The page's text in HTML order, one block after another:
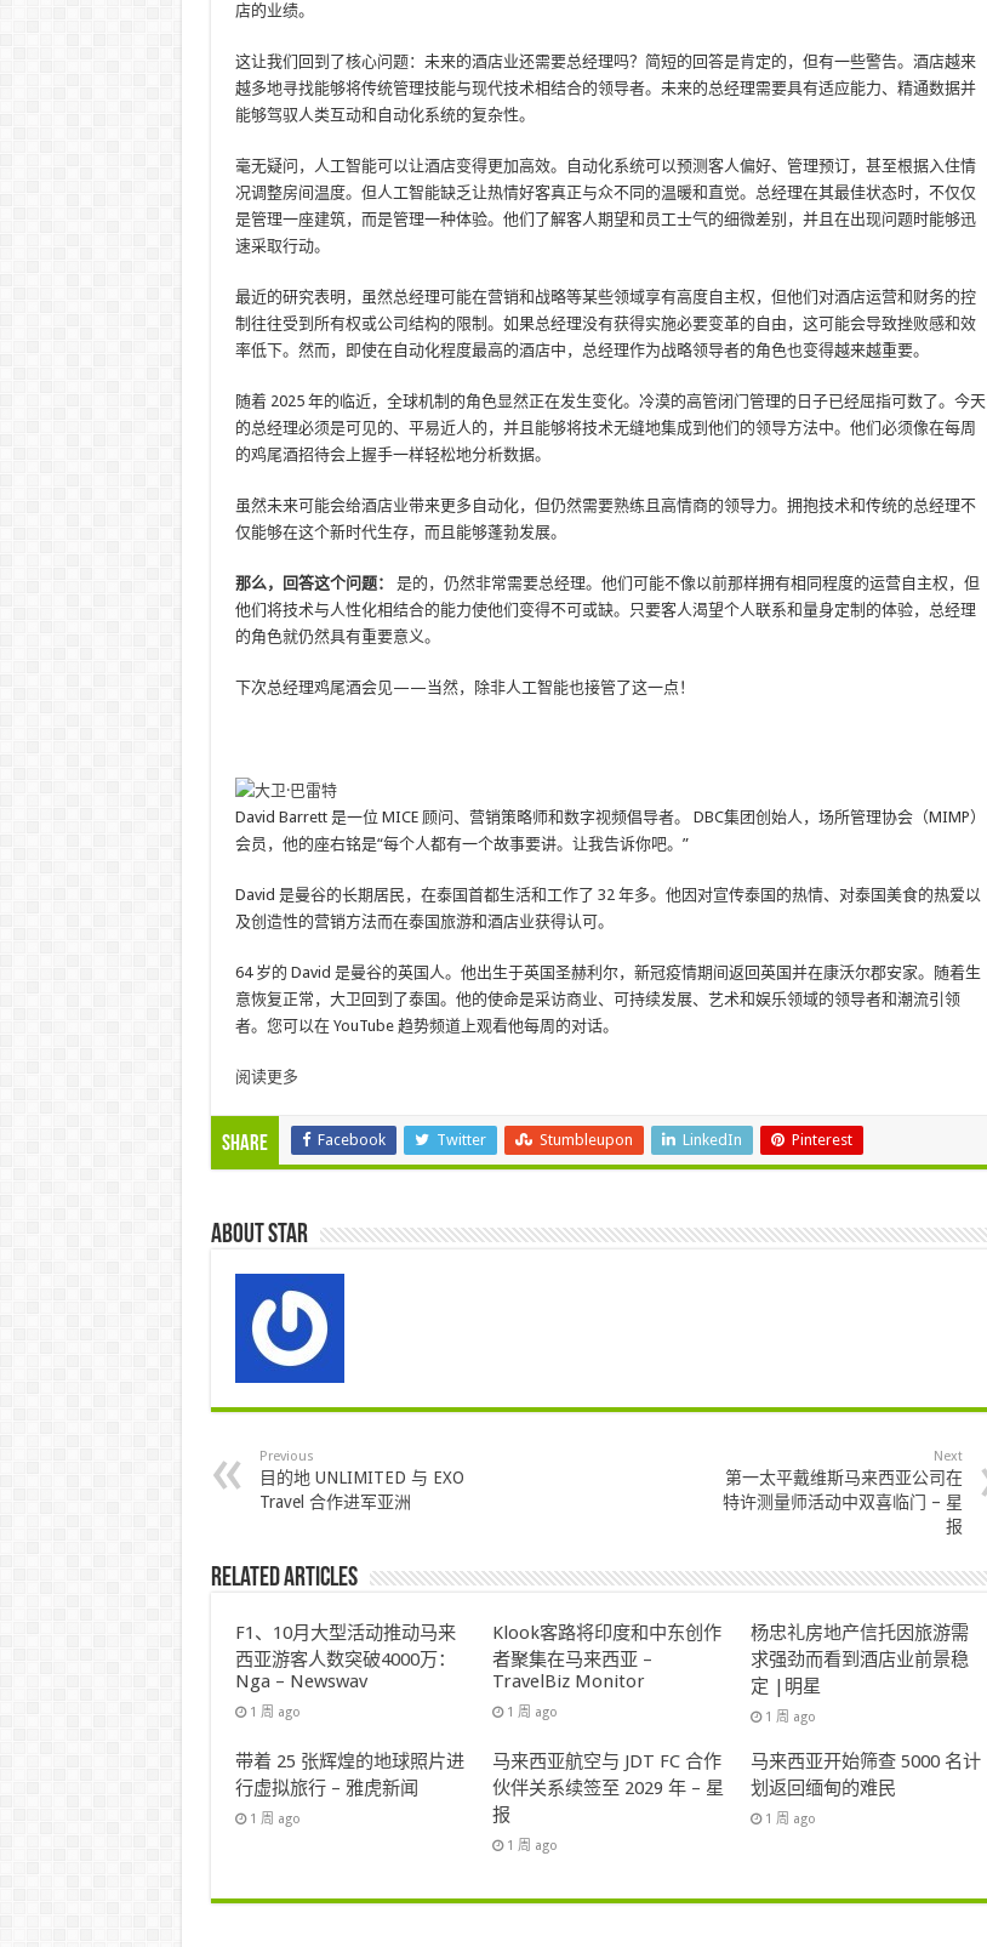
店的业绩。
这让我们回到了核心问题：未来的酒店业还需要总经理吗？简短的回答是肯定的，但有一些警告。酒店越来
越多地寻找能够将传统管理技能与现代技术相结合的领导者。未来的总经理需要具有适应能力、精通数据并
能够驾驭人类互动和自动化系统的复杂性。
毫无疑问，人工智能可以让酒店变得更加高效。自动化系统可以预测客人偏好、管理预订，甚至根据入住情
况调整房间温度。但人工智能缺乏让热情好客真正与众不同的温暖和直觉。总经理在其最佳状态时，不仅仅
是管理一座建筑，而是管理一种体验。他们了解客人期望和员工士气的细微差别，并且在出现问题时能够迅
速采取行动。
最近的研究表明，虽然总经理可能在营销和战略等某些领域享有高度自主权，但他们对酒店运营和财务的控
制往往受到所有权或公司结构的限制。如果总经理没有获得实施必要变革的自由，这可能会导致挫败感和效
率低下。然而，即使在自动化程度最高的酒店中，总经理作为战略领导者的角色也变得越来越重要。
随着 2025 年的临近，全球机制的角色显然正在发生变化。冷漠的高管闭门管理的日子已经屈指可数了。今天
的总经理必须是可见的、平易近人的，并且能够将技术无缝地集成到他们的领导方法中。他们必须像在每周
的鸡尾酒招待会上握手一样轻松地分析数据。
虽然未来可能会给酒店业带来更多自动化，但仍然需要熟练且高情商的领导力。拥抱技术和传统的总经理不
仅能够在这个新时代生存，而且能够蓬勃发展。
那么，回答这个问题：
是的，仍然非常需要总经理。他们可能不像以前那样拥有相同程度的运营自主权，但
他们将技术与人性化相结合的能力使他们变得不可或缺。只要客人渴望个人联系和量身定制的体验，总经理
的角色就仍然具有重要意义。
下次总经理鸡尾酒会见——当然，除非人工智能也接管了这一点！
David Barrett 是一位 MICE 顾问、营销策略师和数字视频倡导者。 DBC集团创始人，场所管理协会（MIMP）
会员，他的座右铭是“每个人都有一个故事要讲。让我告诉你吧。”
David 是曼谷的长期居民，在泰国首都生活和工作了 32 年多。他因对宣传泰国的热情、对泰国美食的热爱以
及创造性的营销方法而在泰国旅游和酒店业获得认可。
64 岁的 David 是曼谷的英国人。他出生于英国圣赫利尔，新冠疫情期间返回英国并在康沃尔郡安家。随着生
意恢复正常，大卫回到了泰国。他的使命是采访商业、可持续发展、艺术和娱乐领域的领导者和潮流引领
者。您可以在 YouTube 趋势频道上观看他每周的对话。
阅读更多
Share Facebook Twitter Stumbleupon LinkedIn Pinterest
About star
Previous
目的地 UNLIMITED 与 EXO
Travel 合作进军亚洲
Next
第一太平戴维斯马来西亚公司在
特许测量师活动中双喜临门 – 星
报
Related Articles
F1、10月大型活动推动马来
西亚游客人数突破4000万：
Nga – Newswav
1 周 ago
Klook客路将印度和中东创作
者聚集在马来西亚 –
TravelBiz Monitor
1 周 ago
杨忠礼房地产信托因旅游需
求强劲而看到酒店业前景稳
定 |明星
1 周 ago
带着 25 张辉煌的地球照片进
行虚拟旅行 – 雅虎新闻
1 周 ago
马来西亚航空与 JDT FC 合作
伙伴关系续签至 2029 年 – 星
报
1 周 ago
马来西亚开始筛查 5000 名计
划返回缅甸的难民
1 周 ago